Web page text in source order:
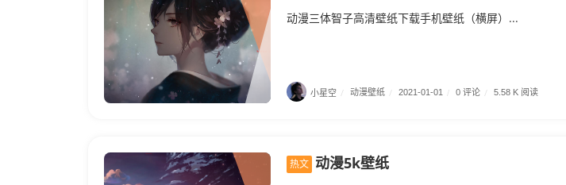
动漫三体智子高清壁纸下载手机壁纸（横屏）...
小星空 / 动漫壁纸 / 2021-01-01 / 0 评论 / 5.58 K 阅读
热文 动漫5k壁纸